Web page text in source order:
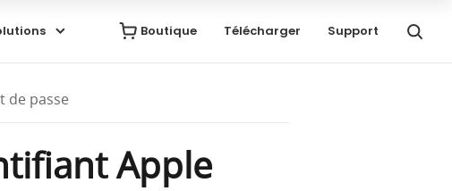
Boutique Télécharger Support
de passe
Apple